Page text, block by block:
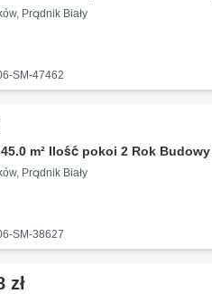
Prądnik Biały
SM-47462
m² Ilość pokoi 2 Rok Budowy
Prądnik Biały
SM-38627
zł